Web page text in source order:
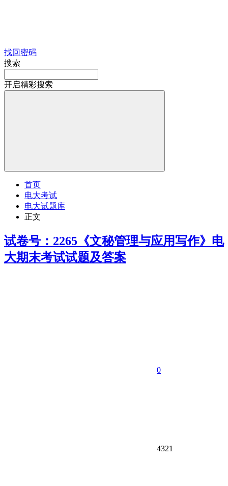
找回密码
搜索
开启精彩搜索
首页
电大考试
电大试题库
正文
试卷号：2265《文秘管理与应用写作》电
大期末考试试题及答案
0
4321